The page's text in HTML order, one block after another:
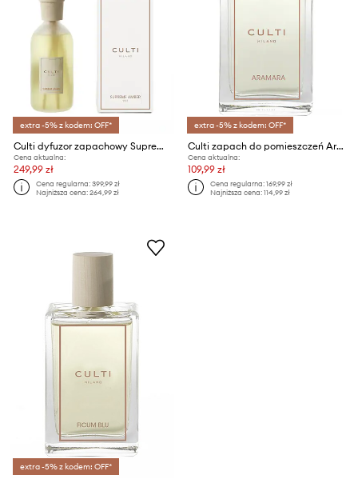
extra -5% z kodem: OFF*
Culti dyfuzor zapachowy Supreme Amber 500 ml
Cena aktualna:
249,99 zł
Cena regularna:399,99 zł
Najniższa cena:264,99 zł
extra -5% z kodem: OFF*
Culti zapach do pomieszczeń Aramara 100 ml
Cena aktualna:
109,99 zł
Cena regularna:169,99 zł
Najniższa cena:114,99 zł
extra -5% z kodem: OFF*